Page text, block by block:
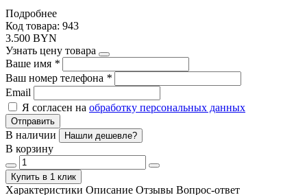
Подробнее
Код товара: 943
3.500 BYN
Узнать цену товара
Ваше имя *
Ваш номер телефона *
Email
Я согласен на обработку персональных данных
Отправить
В наличии Нашли дешевле?
В корзину
Купить в 1 клик
Характеристики Описание Отзывы Вопрос-ответ